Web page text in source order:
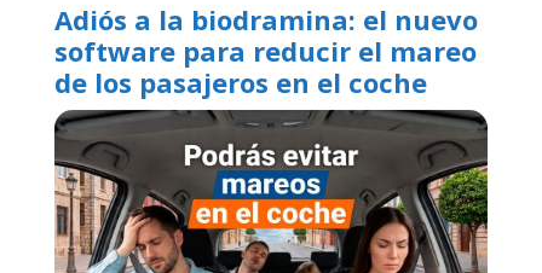
Adiós a la biodramina: el nuevo
software para reducir el mareo
de los pasajeros en el coche